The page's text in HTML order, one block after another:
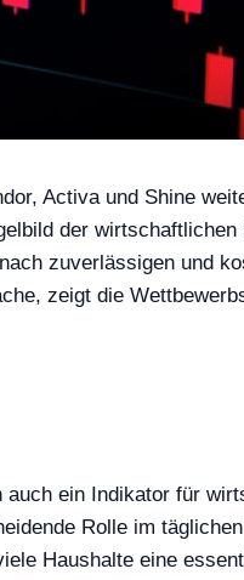
Activa und Shine
der
zuverlässigen und
zeigt die
ein Indikator für
Rolle im
Haushalte eine